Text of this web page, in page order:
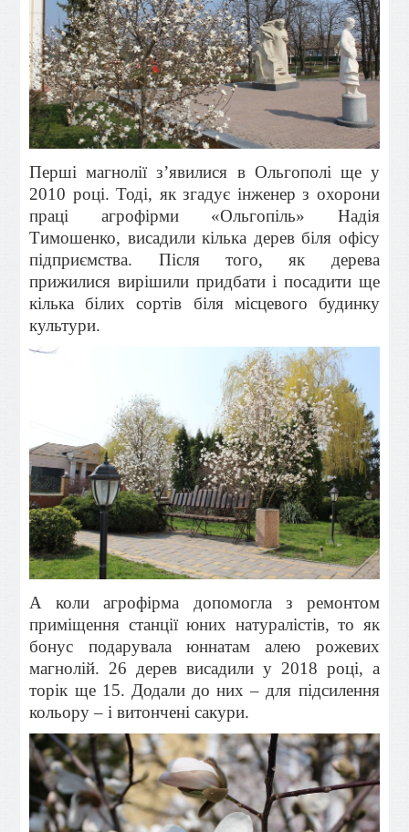
Перші магнолії з’явилися в Ольгополі ще у
2010 році. Тоді, як згадує інженер з охорони
праці агрофірми «Ольгопіль» Надія
Тимошенко, висадили кілька дерев біля офісу
підприємства. Після того, як дерева
прижилися вирішили придбати і посадити ще
кілька білих сортів біля місцевого будинку
культури.
А коли агрофірма допомогла з ремонтом
приміщення станції юних натуралістів, то як
бонус подарувала юннатам алею рожевих
магнолій. 26 дерев висадили у 2018 році, а
торік ще 15. Додали до них – для підсилення
кольору – і витончені сакури.